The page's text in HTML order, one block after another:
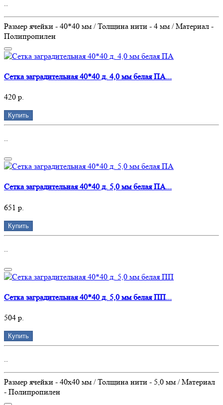
Размер ячейки - 40*40 мм / Толщина нити - 4 мм / Материал -
Полипропилен
Сетка заградительная 40*40 д. 4,0 мм белая ПА...
420 р.
Купить
..
Сетка заградительная 40*40 д. 5,0 мм белая ПА...
651 р.
Купить
Сетка заградительная 40*40 д. 5,0 мм белая ПП...
504 р.
Купить
..
Размер ячейки - 40х40 мм / Толщина нити - 5,0 мм / Материал
- Полипропилен